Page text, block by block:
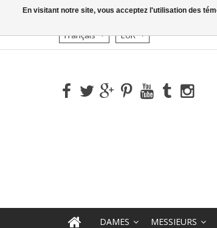
Français EUR
DAMES MESSIEURS
En visitant notre site, vous acceptez l'utilisation des